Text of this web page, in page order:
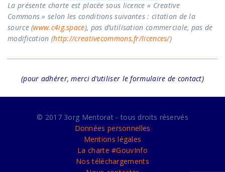
La présente charte est placée sous licence « Creative
Commons » selon les conditions suivantes : citation de la
source (www.c4ig.space), pas d’utilisation commerciale, pas de
modification (http://creativecommons.fr/licences/)
(pour adhérer, merci d’utiliser le formulaire de contact)
© 2017 3org Mentorat - tous droits réservés
Données personnelles
Mentions légales
La charte #GouvInfo
Nos téléchargements